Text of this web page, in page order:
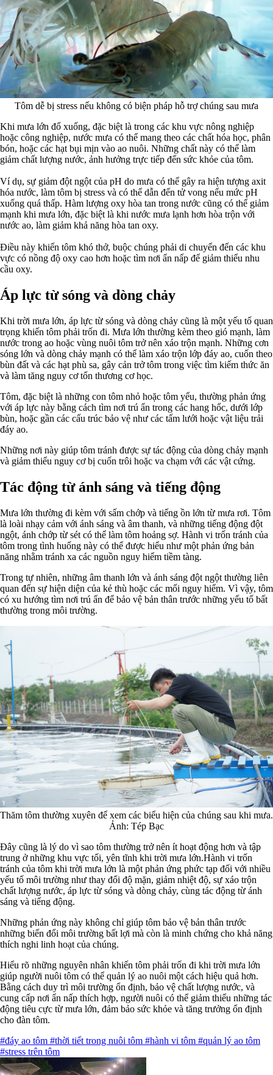
Tôm dễ bị stress nếu không có biện pháp hỗ trợ chúng sau mưa
Khi mưa lớn đổ xuống, đặc biệt là trong các khu vực nông nghiệp
hoặc công nghiệp, nước mưa có thể mang theo các chất hóa học, phân
bón, hoặc các hạt bụi mịn vào ao nuôi. Những chất này có thể làm
giảm chất lượng nước, ảnh hưởng trực tiếp đến sức khỏe của tôm.
Ví dụ, sự giảm đột ngột của pH do mưa có thể gây ra hiện tượng axit
hóa nước, làm tôm bị stress và có thể dẫn đến tử vong nếu mức pH
xuống quá thấp. Hàm lượng oxy hòa tan trong nước cũng có thể giảm
mạnh khi mưa lớn, đặc biệt là khi nước mưa lạnh hơn hòa trộn với
nước ao, làm giảm khả năng hòa tan oxy.
Điều này khiến tôm khó thở, buộc chúng phải di chuyển đến các khu
vực có nồng độ oxy cao hơn hoặc tìm nơi ẩn nấp để giảm thiểu nhu
cầu oxy.
Áp lực từ sóng và dòng chảy
Khi trời mưa lớn, áp lực từ sóng và dòng chảy cũng là một yếu tố quan
trọng khiến tôm phải trốn đi. Mưa lớn thường kèm theo gió mạnh, làm
nước trong ao hoặc vùng nuôi tôm trở nên xáo trộn mạnh. Những cơn
sóng lớn và dòng chảy mạnh có thể làm xáo trộn lớp đáy ao, cuốn theo
bùn đất và các hạt phù sa, gây cản trở tôm trong việc tìm kiếm thức ăn
và làm tăng nguy cơ tổn thương cơ học.
Tôm, đặc biệt là những con tôm nhỏ hoặc tôm yếu, thường phản ứng
với áp lực này bằng cách tìm nơi trú ẩn trong các hang hốc, dưới lớp
bùn, hoặc gần các cấu trúc bảo vệ như các tấm lưới hoặc vật liệu trải
đáy ao.
Những nơi này giúp tôm tránh được sự tác động của dòng chảy mạnh
và giảm thiểu nguy cơ bị cuốn trôi hoặc va chạm với các vật cứng.
Tác động từ ánh sáng và tiếng động
Mưa lớn thường đi kèm với sấm chớp và tiếng ồn lớn từ mưa rơi. Tôm
là loài nhạy cảm với ánh sáng và âm thanh, và những tiếng động đột
ngột, ánh chớp từ sét có thể làm tôm hoảng sợ. Hành vi trốn tránh của
tôm trong tình huống này có thể được hiểu như một phản ứng bản
năng nhằm tránh xa các nguồn nguy hiểm tiềm tàng.
Trong tự nhiên, những âm thanh lớn và ánh sáng đột ngột thường liên
quan đến sự hiện diện của kẻ thù hoặc các mối nguy hiểm. Vì vậy, tôm
có xu hướng tìm nơi trú ẩn để bảo vệ bản thân trước những yếu tố bất
thường trong môi trường.
Thăm tôm thường xuyên để xem các biểu hiện của chúng sau khi mưa.
Ảnh: Tép Bạc
Đây cũng là lý do vì sao tôm thường trở nên ít hoạt động hơn và tập
trung ở những khu vực tối, yên tĩnh khi trời mưa lớn.Hành vi trốn
tránh của tôm khi trời mưa lớn là một phản ứng phức tạp đối với nhiều
yếu tố môi trường như thay đổi độ mặn, giảm nhiệt độ, sự xáo trộn
chất lượng nước, áp lực từ sóng và dòng chảy, cùng tác động từ ánh
sáng và tiếng động.
Những phản ứng này không chỉ giúp tôm bảo vệ bản thân trước
những biến đổi môi trường bất lợi mà còn là minh chứng cho khả năng
thích nghi linh hoạt của chúng.
Hiểu rõ những nguyên nhân khiến tôm phải trốn đi khi trời mưa lớn
giúp người nuôi tôm có thể quản lý ao nuôi một cách hiệu quả hơn.
Bằng cách duy trì môi trường ổn định, bảo vệ chất lượng nước, và
cung cấp nơi ẩn nấp thích hợp, người nuôi có thể giảm thiểu những tác
động tiêu cực từ mưa lớn, đảm bảo sức khỏe và tăng trưởng ổn định
cho đàn tôm.
#đáy ao tôm #thời tiết trong nuôi tôm #hành vi tôm #quản lý ao tôm
#stress trên tôm